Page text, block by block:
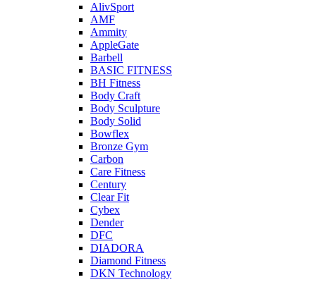
AlivSport
AMF
Ammity
AppleGate
Barbell
BASIC FITNESS
BH Fitness
Body Craft
Body Sculpture
Body Solid
Bowflex
Bronze Gym
Carbon
Care Fitness
Century
Clear Fit
Cybex
Dender
DFC
DIADORA
Diamond Fitness
DKN Technology